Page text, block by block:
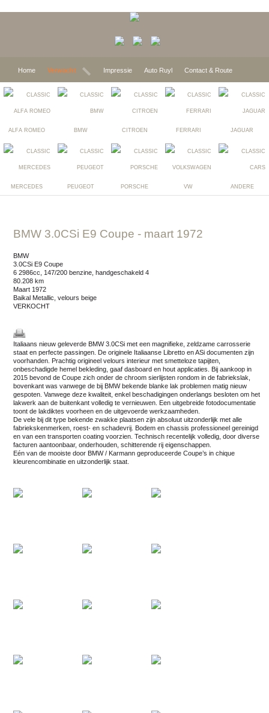
Home Verwacht Impressie Auto Ruyl Contact & Route
ALFA ROMEO BMW CITROEN FERRARI JAGUAR
MERCEDES PEUGEOT PORSCHE VW ANDERE
BMW 3.0CSi E9 Coupe - maart 1972
BMW
3.0CSi E9 Coupe
6 2986cc, 147/200 benzine, handgeschakeld 4
80.208 km
maart 1972
Baikal Metallic, velours beige
VERKOCHT
Italiaans nieuw geleverde BMW 3.0CSi met een magnifieke, zeldzame carrosserie
staat en perfecte passingen. De originele Italiaanse Libretto en ASi documenten zijn
voorhanden. Prachtig origineel velours interieur met smetteloze tapijten,
onbeschadigde hemel bekleding, gaaf dasboard en hout applicaties. Bij aankoop in
2015 bevond de Coupe zich onder de chroom sierlijsten rondom in de fabriekslak,
bovenkant was vanwege de bij BMW bekende blanke lak problemen matig nieuw
gespoten. Vanwege deze kwaliteit, enkel beschadigingen onderlangs besloten om het
lakwerk aan de buitenkant volledig te vernieuwen. Een uitgebreide fotodocumentatie
toont de lakdiktes voorheen en de uitgevoerde werkzaamheden.
De vele bij dit type bekende zwakke plaatsen zijn absoluut uitzonderlijk met alle
fabriekskenmerken, roest- en schadevrij. Bodem en chassis professioneel gereinigd
en van een transporten coating voorzien. Technisch recentelijk volledig, door diverse
facturen aantoonbaar, onderhouden, schitterende rij eigenschappen.
Eén van de mooiste door BMW / Karmann geproduceerde Coupe’s in chique
kleurencombinatie en uitzonderlijk staat.